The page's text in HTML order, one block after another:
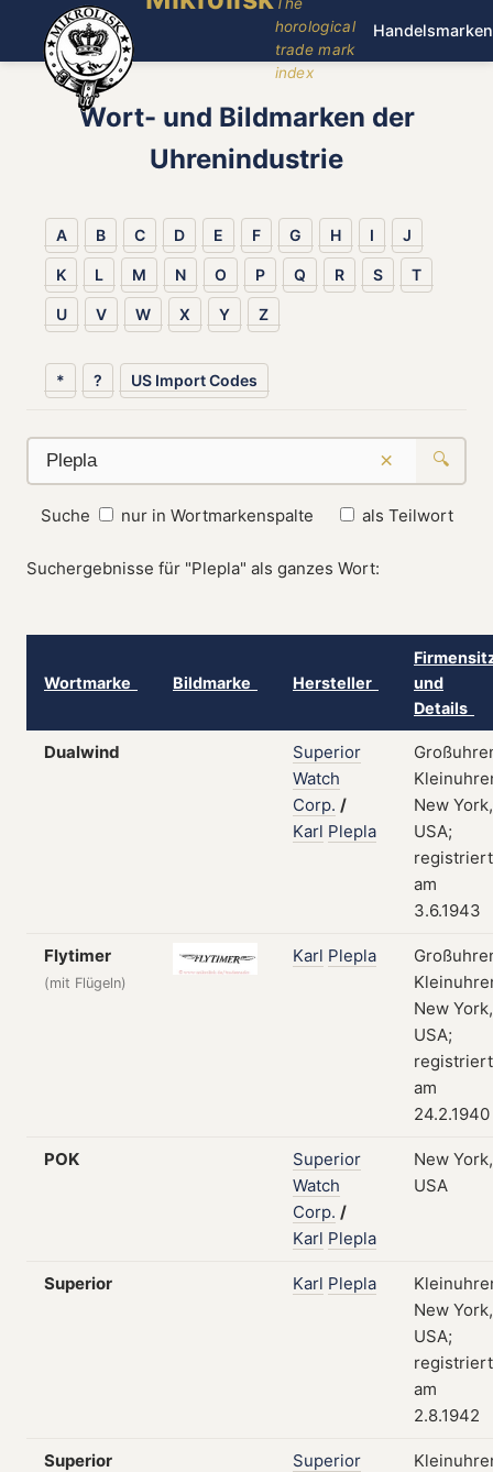
horological
trade mark
index
Handelsmarken
Wort- und Bildmarken der
Uhrenindustrie
A B C D E F G H I J
K L M N O P Q R S T
U V W X Y Z
* ? US Import Codes
× 🔍
Suche nur in Wortmarkenspalte als Teilwort
Suchergebnisse für "Plepla" als ganzes Wort:
Wortmarke Bildmarke Hersteller
und
Details
Dualwind
Superior
Watch
Corp. /
Karl Plepla
New York,
USA;
registriert
am
3.6.1943
Flytimer
(mit Flügeln)
Karl Plepla
New York,
USA;
registriert
am
24.2.1940
POK
Superior
Watch
Corp. /
Karl Plepla
New York,
USA
Superior Karl Plepla
New York,
USA;
registriert
am
2.8.1942
Superior
Superior